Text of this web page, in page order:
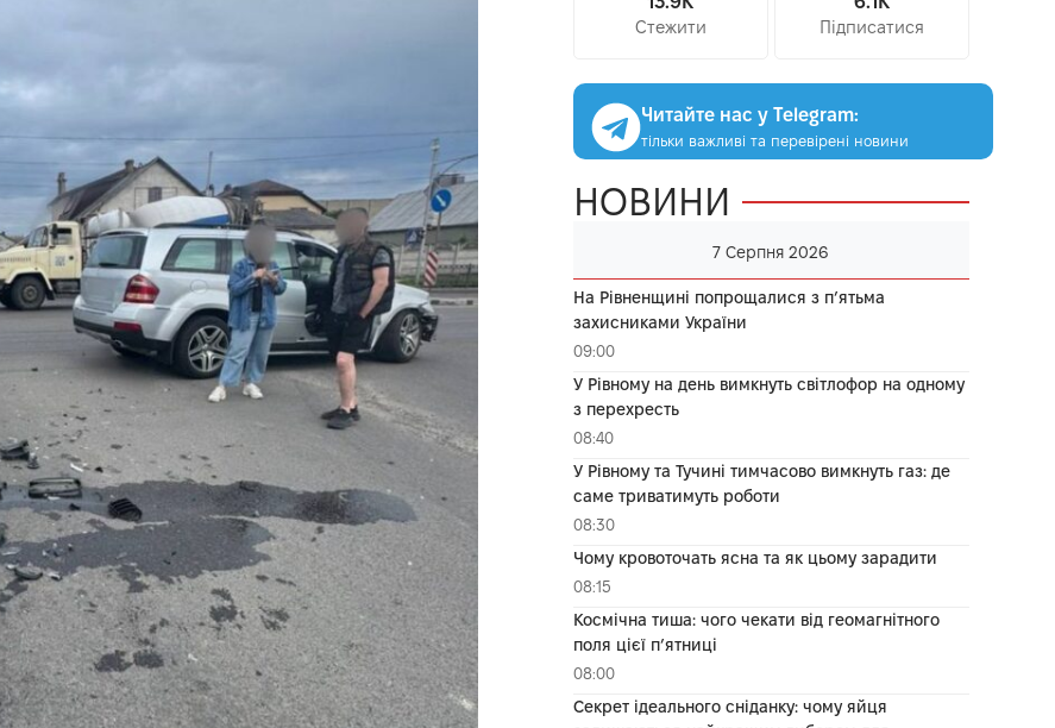
Стежити Підписатися
Читайте нас у Telegram:
тільки важливі та перевірені новини
НОВИНИ
7 Серпня 2026
На Рівненщині попрощалися з п’ятьма
захисниками України
09:00
У Рівному на день вимкнуть світлофор на одному
з перехресть
08:40
У Рівному та Тучині тимчасово вимкнуть газ: де
саме триватимуть роботи
08:30
Чому кровоточать ясна та як цьому зарадити
08:15
Космічна тиша: чого чекати від геомагнітного
поля цієї п’ятниці
08:00
Секрет ідеального сніданку: чому яйця